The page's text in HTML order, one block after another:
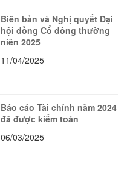
Biên bản và Nghị quyết Đại
hội đồng Cổ đông thường
niên 2025
11/04/2025
Báo cáo Tài chính năm 2024
đã được kiểm toán
06/03/2025